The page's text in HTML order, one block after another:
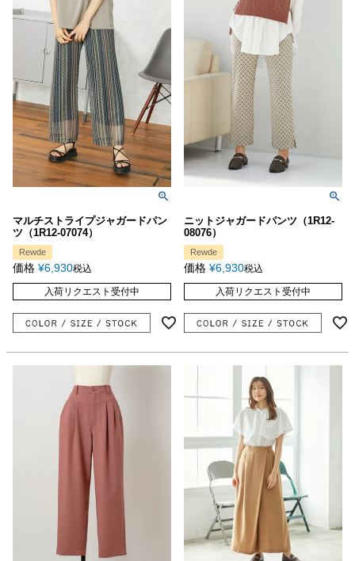
マルチストライプジャガードパン
ツ（1R12-07074）
Rewde
価格 ¥6,930税込
入荷リクエスト受付中
ニットジャガードパンツ（1R12-
08076）
Rewde
価格 ¥6,930税込
入荷リクエスト受付中